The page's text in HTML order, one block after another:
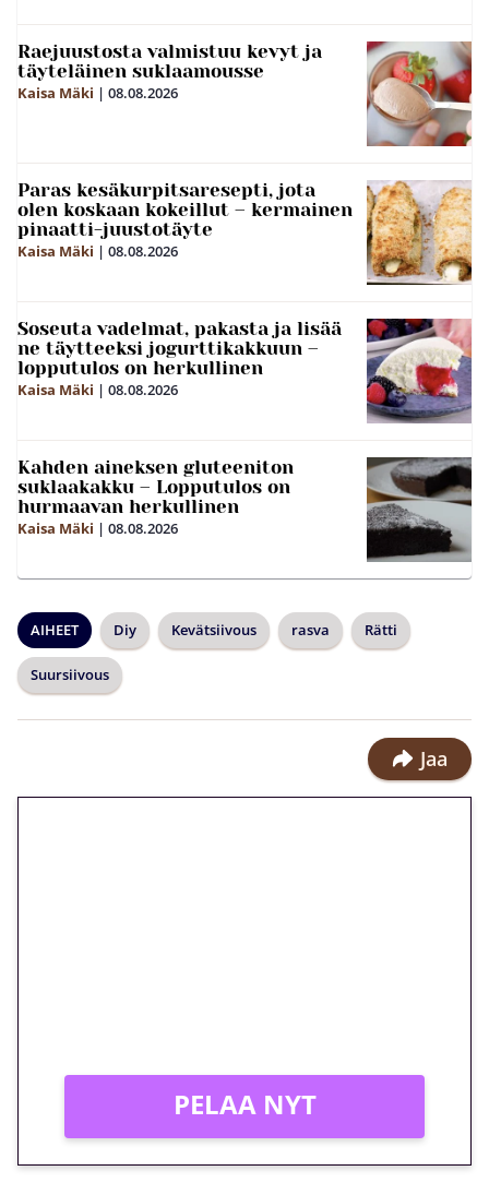
Raejuustosta valmistuu kevyt ja
täyteläinen suklaamousse
Kaisa Mäki | 08.08.2026
Paras kesäkurpitsaresepti, jota
olen koskaan kokeillut – kermainen
pinaatti-juustotäyte
Kaisa Mäki | 08.08.2026
Soseuta vadelmat, pakasta ja lisää
ne täytteeksi jogurttikakkuun –
lopputulos on herkullinen
Kaisa Mäki | 08.08.2026
Kahden aineksen gluteeniton
suklaakakku – Lopputulos on
hurmaavan herkullinen
Kaisa Mäki | 08.08.2026
AIHEET Diy Kevätsiivous rasva Rätti
Suursiivous
Jaa
PELAA NYT